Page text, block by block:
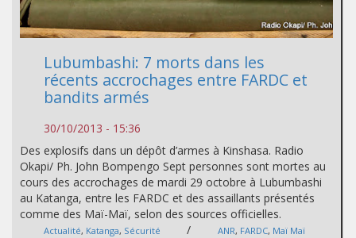
Lubumbashi: 7 morts dans les
récents accrochages entre FARDC et
bandits armés
30/10/2013 - 15:36
Des explosifs dans un dépôt d’armes à Kinshasa. Radio
Okapi/ Ph. John Bompengo Sept personnes sont mortes au
cours des accrochages de mardi 29 octobre à Lubumbashi
au Katanga, entre les FARDC et des assaillants présentés
comme des Maï-Maï, selon des sources officielles.
Actualité, Katanga, Sécurité / ANR, FARDC, Maï Maï